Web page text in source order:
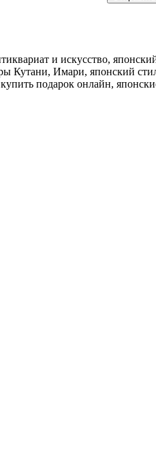
и искусство,
Кутани, Имари, японский
подарок онлайн,